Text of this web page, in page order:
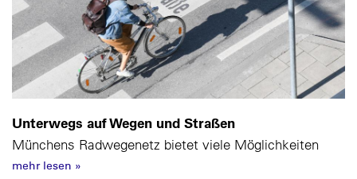
Unterwegs auf Wegen und Straßen
Münchens Radwegenetz bietet viele Möglichkeiten
mehr lesen »